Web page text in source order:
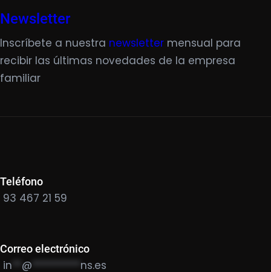
Newsletter
Inscríbete a nuestra newsletter mensual para
recibir las últimas novedades de la empresa
familiar
Teléfono
93 467 21 59
Correo electrónico
in @ ********** ns.es